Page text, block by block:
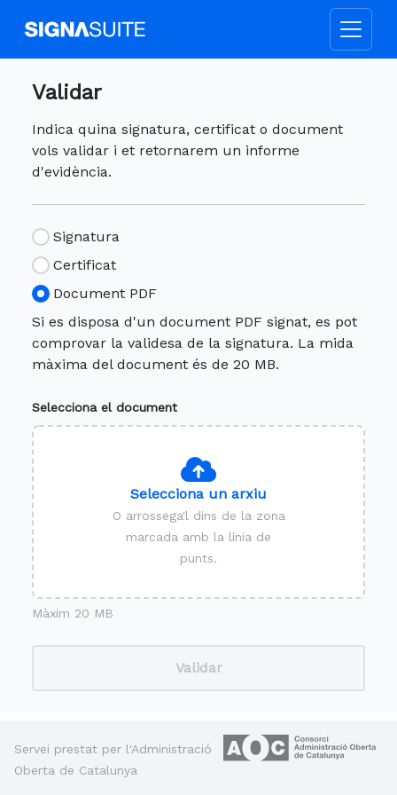
Validar
Indica quina signatura, certificat o document
vols validar i et retornarem un informe
d'evidència.
Signatura
Certificat
Document PDF
Si es disposa d'un document PDF signat, es pot
comprovar la validesa de la signatura. La mida
màxima del document és de 20 MB.
Selecciona el document
Selecciona un arxiu
O arrossega'l dins de la zona
marcada amb la línia de
punts.
Màxim 20 MB
Validar
Servei prestat per l'Administració
Oberta de Catalunya